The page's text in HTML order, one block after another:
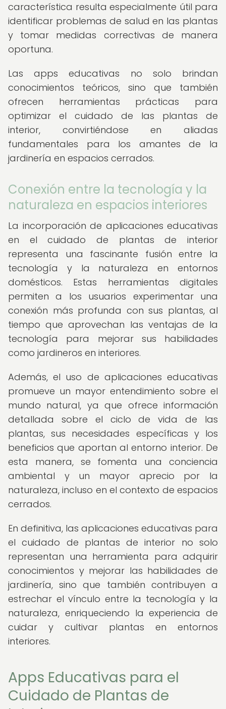
característica resulta especialmente útil para
identificar problemas de salud en las plantas
y tomar medidas correctivas de manera
oportuna.
Las apps educativas no solo brindan
conocimientos teóricos, sino que también
ofrecen herramientas prácticas para
optimizar el cuidado de las plantas de
interior, convirtiéndose en aliadas
fundamentales para los amantes de la
jardinería en espacios cerrados.
Conexión entre la tecnología y la
naturaleza en espacios interiores
La incorporación de aplicaciones educativas
en el cuidado de plantas de interior
representa una fascinante fusión entre la
tecnología y la naturaleza en entornos
domésticos. Estas herramientas digitales
permiten a los usuarios experimentar una
conexión más profunda con sus plantas, al
tiempo que aprovechan las ventajas de la
tecnología para mejorar sus habilidades
como jardineros en interiores.
Además, el uso de aplicaciones educativas
promueve un mayor entendimiento sobre el
mundo natural, ya que ofrece información
detallada sobre el ciclo de vida de las
plantas, sus necesidades específicas y los
beneficios que aportan al entorno interior. De
esta manera, se fomenta una conciencia
ambiental y un mayor aprecio por la
naturaleza, incluso en el contexto de espacios
cerrados.
En definitiva, las aplicaciones educativas para
el cuidado de plantas de interior no solo
representan una herramienta para adquirir
conocimientos y mejorar las habilidades de
jardinería, sino que también contribuyen a
estrechar el vínculo entre la tecnología y la
naturaleza, enriqueciendo la experiencia de
cuidar y cultivar plantas en entornos
interiores.
Apps Educativas para el
Cuidado de Plantas de